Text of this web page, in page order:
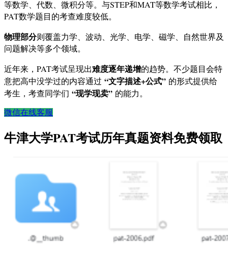
等数学、代数、微积分等。与STEP和MAT等数学考试相比，
PAT数学题目的考查难度较低。
物理部分则覆盖力学、波动、光学、电学、磁学、自然世界及
问题解决等多个领域。
近年来，PAT考试呈现出难度逐年递增的趋势。不少题目会特
意把高中没学过的内容通过 “文字描述+公式” 的形式提供给
考生，考查同学们 “现学现卖” 的能力。
微信在线客服
牛津大学PAT考试历年真题资料免费领取